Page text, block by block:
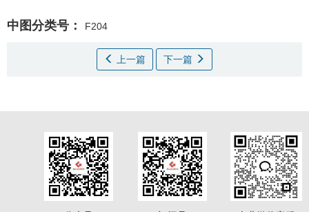
中图分类号： F204
上一篇 下一篇